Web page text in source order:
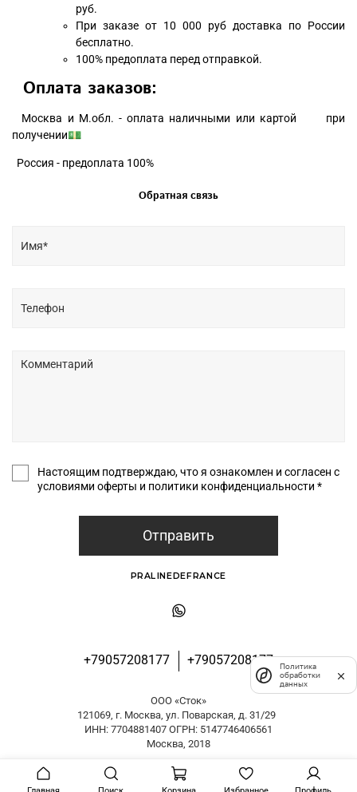
руб.
При заказе от 10 000 руб доставка по России
бесплатно.
100% предоплата перед отправкой.
Оплата заказов:
Москва и М.обл. - оплата наличными или картой при
получении💵
Россия - предоплата 100%
Обратная связь
Настоящим подтверждаю, что я ознакомлен и согласен с
условиями оферты и политики конфиденциальности *
Отправить
+79057208177 +79057208177
PRALINEDEFRANCE
ООО «Сток»
121069, г. Москва, ул. Поварская, д. 31/29
ИНН: 7704881407 ОГРН: 5147746406561
Москва, 2018
Политика
обработки
данных